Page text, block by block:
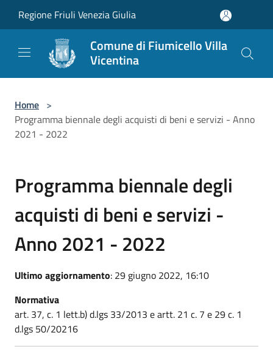
Regione Friuli Venezia Giulia
Comune di Fiumicello Villa
Vicentina
Home >
Programma biennale degli acquisti di beni e servizi - Anno
2021 - 2022
Programma biennale degli
acquisti di beni e servizi -
Anno 2021 - 2022
Ultimo aggiornamento: 29 giugno 2022, 16:10
Normativa
art. 37, c. 1 lett.b) d.lgs 33/2013 e artt. 21 c. 7 e 29 c. 1
d.lgs 50/20216